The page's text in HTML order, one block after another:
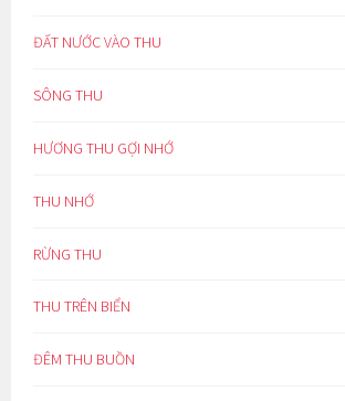
ĐẤT NƯỚC VÀO THU
SÔNG THU
HƯƠNG THU GỢI NHỚ
THU NHỚ
RỪNG THU
THU TRÊN BIỂN
ĐÊM THU BUỒN